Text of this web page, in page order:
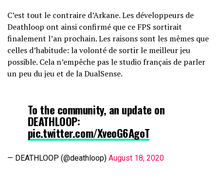
C’est tout le contraire d’Arkane. Les développeurs de
Deathloop ont ainsi confirmé que ce FPS sortirait
finalement l’an prochain. Les raisons sont les mêmes que
celles d’habitude: la volonté de sortir le meilleur jeu
possible. Cela n’empêche pas le studio français de parler
un peu du jeu et de la DualSense.
To the community, an update on
DEATHLOOP:
pic.twitter.com/XveoG6AgoT
— DEATHLOOP (@deathloop) August 18, 2020